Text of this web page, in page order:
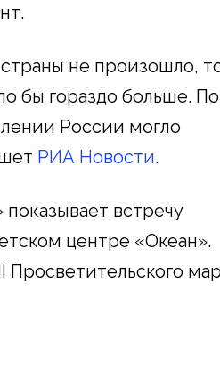
не произошло,
бы гораздо больше. По
России могло
РИА Новости.
показывает встречу
центре «Океан».